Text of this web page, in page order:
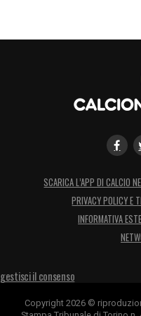
SCARICA L’APP DI CALCIO
PRIVACY POLICY E
INFORMATIVA
gestisci il consenso
Copyright 2026 ©